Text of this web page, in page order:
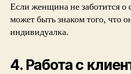
Если женщина не заботится о
может быть знаком того, что
индивидуалка.
4. Работа с